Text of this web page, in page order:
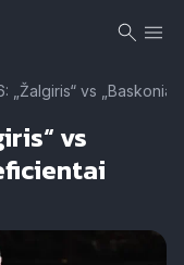
„Žalgiris“ vs
vs